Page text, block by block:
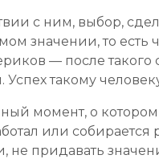
с ним, выбор,
значении, то есть
— после
такому
момент, о
или собирается
не придавать